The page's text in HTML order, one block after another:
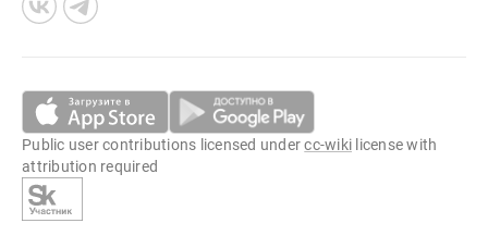
Public user contributions licensed undercc-wiki license with
attribution required